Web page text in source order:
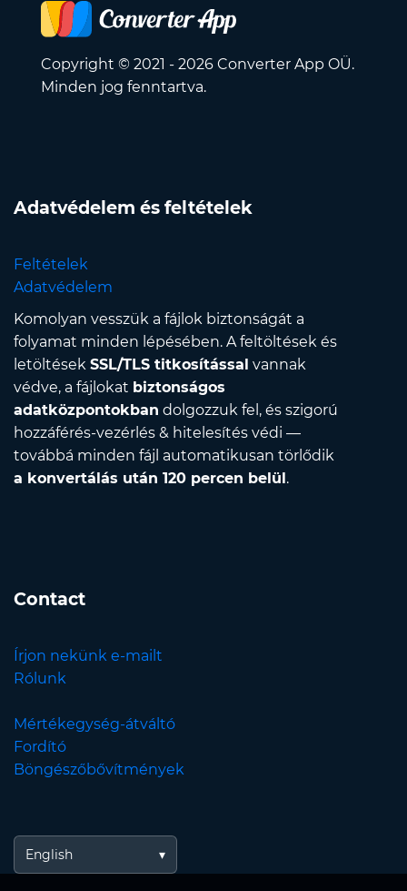
Copyright © 2021 - 2026 Converter App OÜ.
Minden jog fenntartva.
Adatvédelem és feltételek
Feltételek
Adatvédelem
Komolyan vesszük a fájlok biztonságát a
folyamat minden lépésében. A feltöltések és
letöltések SSL/TLS titkosítással vannak
védve, a fájlokat biztonságos
adatközpontokban dolgozzuk fel, és szigorú
hozzáférés-vezérlés & hitelesítés védi —
továbbá minden fájl automatikusan törlődik
a konvertálás után 120 percen belül .
Contact
Írjon nekünk e-mailt
Rólunk
Mértékegység-átváltó
Fordító
Böngészőbővítmények
English